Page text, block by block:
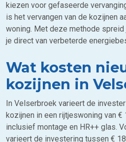
kiezen voor gefaseerde
is het vervangen van de kozijnen
woning. Met deze methode
je direct van verbeterde
Wat kosten
kozijnen in
In Velserbroek varieert de
kozijnen in een rijtjeswoning van €
inclusief montage en HR++ glas.
varieert de investering tussen €